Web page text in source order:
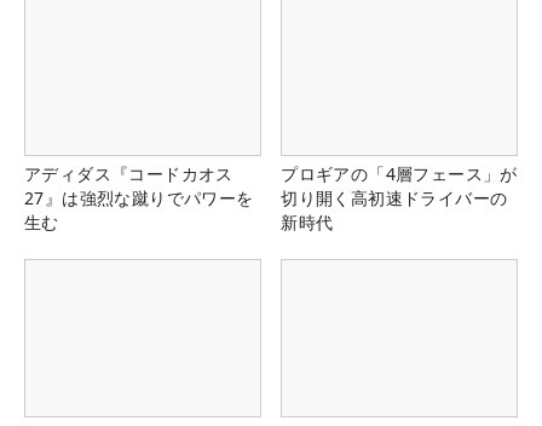
アディダス『コードカオス
27』は強烈な蹴りでパワーを
生む
プロギアの「4層フェース」が
切り開く高初速ドライバーの
新時代